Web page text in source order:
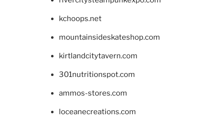
kchoops.net
mountainsideskateshop.com
kirtlandcitytavern.com
301nutritionspot.com
ammos-stores.com
loceanecreations.com